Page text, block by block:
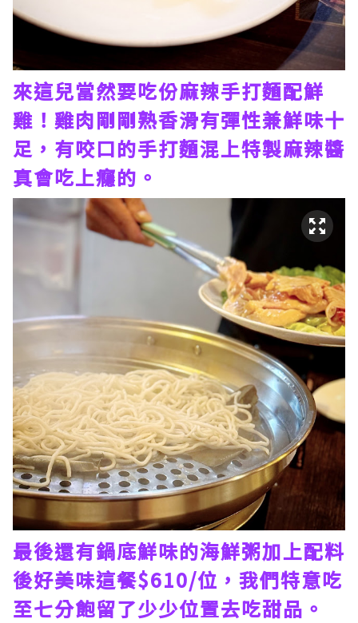
來這兒當然要吃份麻辣手打麵配鮮
雞！雞肉剛剛熟香滑有彈性兼鮮味十
足，有咬口的手打麵混上特製麻辣醬
真會吃上癮的。
最後還有鍋底鮮味的海鮮粥加上配料
後好美味這餐$610/位，我們特意吃
至七分飽留了少少位置去吃甜品。